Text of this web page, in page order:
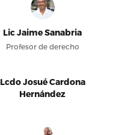
Lic Jaime Sanabria
Profesor de derecho
Lcdo Josué Cardona
Hernández